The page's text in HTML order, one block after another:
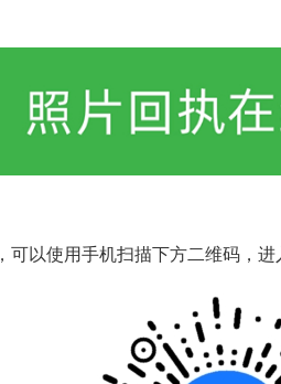
，可以使用手机扫描下方二维码，进